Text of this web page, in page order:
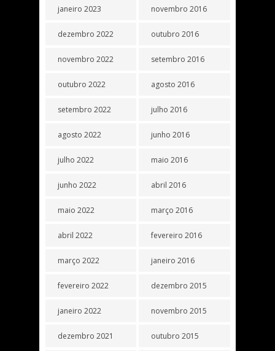
janeiro 2023
dezembro 2022
novembro 2022
outubro 2022
setembro 2022
agosto 2022
julho 2022
junho 2022
maio 2022
abril 2022
março 2022
fevereiro 2022
janeiro 2022
dezembro 2021
novembro 2016
outubro 2016
setembro 2016
agosto 2016
julho 2016
junho 2016
maio 2016
abril 2016
março 2016
fevereiro 2016
janeiro 2016
dezembro 2015
novembro 2015
outubro 2015